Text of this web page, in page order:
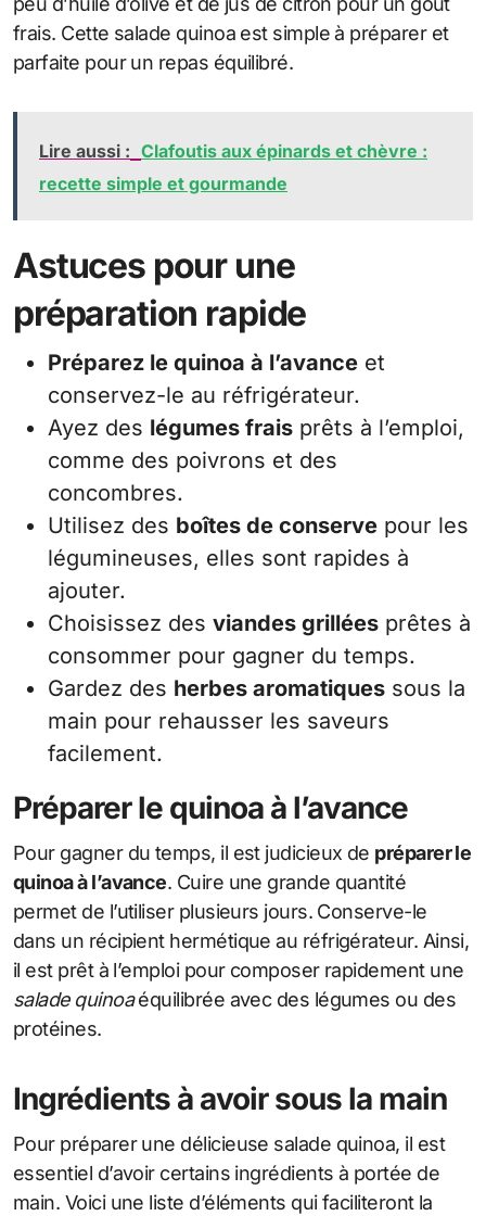
frais. Cette salade quinoa est simple à préparer et
parfaite pour un repas équilibré.
Lire aussi : Clafoutis aux épinards et chèvre :
recette simple et gourmande
Astuces pour une
préparation rapide
Préparez le quinoa à l’avance et
conservez-le au réfrigérateur.
Ayez des légumes frais prêts à l’emploi,
comme des poivrons et des
concombres.
Utilisez des boîtes de conserve pour les
légumineuses, elles sont rapides à
ajouter.
Choisissez des viandes grillées prêtes à
consommer pour gagner du temps.
Gardez des herbes aromatiques sous la
main pour rehausser les saveurs
facilement.
Préparer le quinoa à l’avance
Pour gagner du temps, il est judicieux de préparer le
quinoa à l’avance. Cuire une grande quantité
permet de l’utiliser plusieurs jours. Conserve-le
dans un récipient hermétique au réfrigérateur. Ainsi,
il est prêt à l’emploi pour composer rapidement une
salade quinoaéquilibrée avec des légumes ou des
protéines.
Ingrédients à avoir sous la main
Pour préparer une délicieuse salade quinoa, il est
essentiel d’avoir certains ingrédients à portée de
main. Voici une liste d’éléments qui faciliteront la